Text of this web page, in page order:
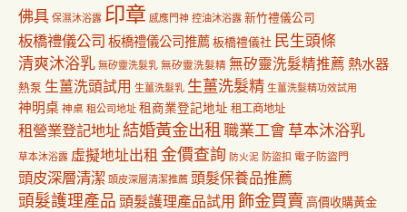
佛具 保濕沐浴露 印章 感應門神 控油沐浴露 新竹禮儀公司
板橋禮儀公司 板橋禮儀公司推薦板橋禮儀社 民生頭條
清爽沐浴乳 無矽靈洗髮乳 無矽靈洗髮精 無矽靈洗髮精推薦 熱水器
熱泵 生薑洗頭試用 生薑洗髮乳 生薑洗髮精 生薑洗髮精功效試用
神明桌 神桌 租公司地址 租商業登記地址 租工商地址
租營業登記地址結婚黃金出租職業工會草本沐浴乳
草本沐浴露 虛擬地址出租 金價查詢 防火泥 防盜扣 電子防盜門
頭皮深層清潔 頭皮深層清潔推薦 頭髮保養品推薦
頭髮護理產品 頭髮護理產品試用 飾金買賣 高價收購黃金